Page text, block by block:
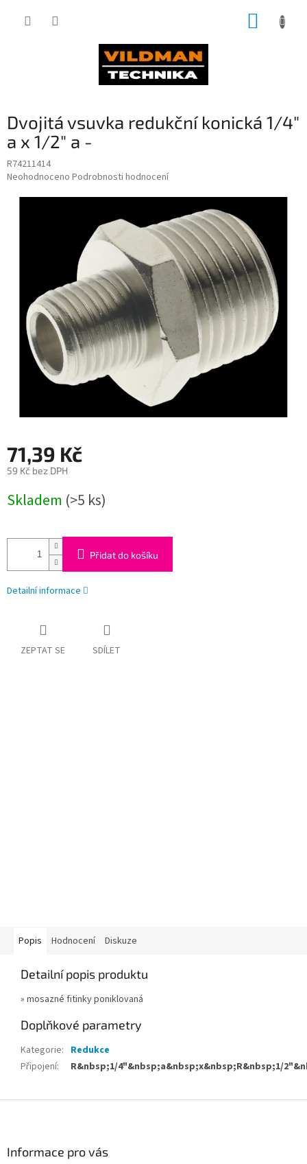
Dvojitá vsuvka redukční konická 1/4"
a x 1/2" a -
R74211414
Průměrné
Neohodnoceno Podrobnosti hodnocení
71,39 Kč
59 Kč bez DPH
cena:
Skladem (>5 ks)
Přidat do košíku
Detailní informace
ZEPTAT SE SDÍLET
Popis Hodnocení Diskuze
Detailní popis produktu
» mosazné fitinky poniklovaná
Doplňkové parametry
Kategorie: Redukce
Připojení: R&nbsp;1/4"&nbsp;a&nbsp;x&nbsp;R&nbsp;1/
Informace pro vás